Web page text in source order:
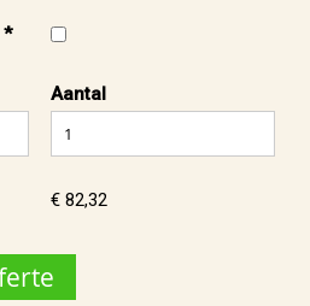
*
Aantal
€ 82,32